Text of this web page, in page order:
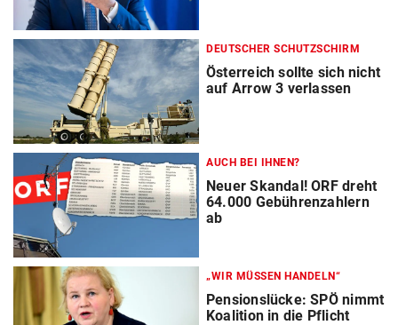
DEUTSCHER SCHUTZSCHIRM
Österreich sollte sich nicht
auf Arrow 3 verlassen
AUCH BEI IHNEN?
Neuer Skandal! ORF dreht
64.000 Gebührenzahlern
ab
„WIR MÜSSEN HANDELN“
Pensionslücke: SPÖ nimmt
Koalition in die Pflicht